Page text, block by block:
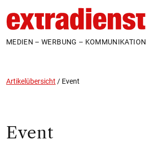
MEDIEN – WERBUNG – KOMMUNIKATION
Artikelübersicht / Event
Event